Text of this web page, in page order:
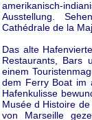
amerikanisch-
Ausstellung.
Cathédrale de la
Das alte
Restaurants, Bars
einem
dem Ferry Boat im
Hafenkulisse
Musée d Histoire
von Marseille